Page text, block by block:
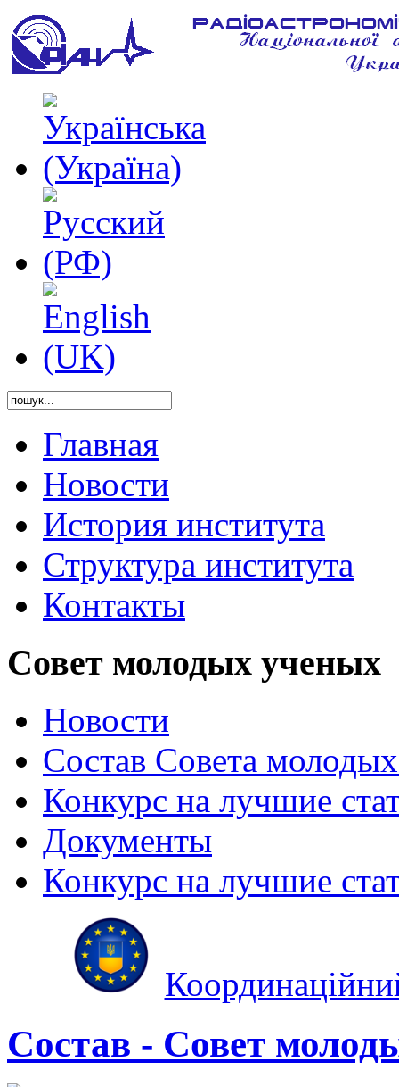
Главная
Новости
История института
Структура института
Контакты
Совет молодых ученых
Новости
Состав Совета
Конкурс на лучшие
Документы
Конкурс на лучшие
Состав - Совет